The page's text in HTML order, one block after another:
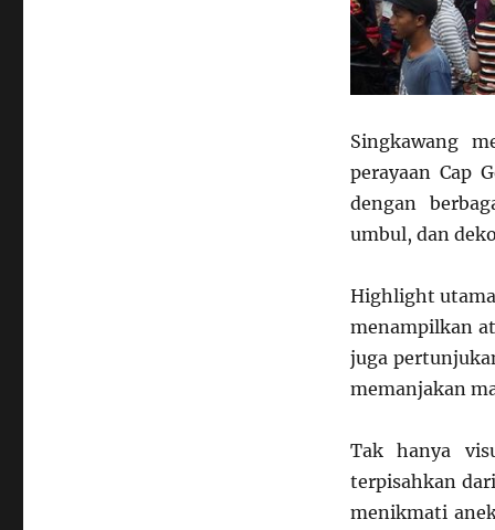
Singkawang
perayaan Cap
dengan
umbul, dan
Highlight
menampilkan
juga
memanjakan
Tak hanya
terpisahkan
menikmati